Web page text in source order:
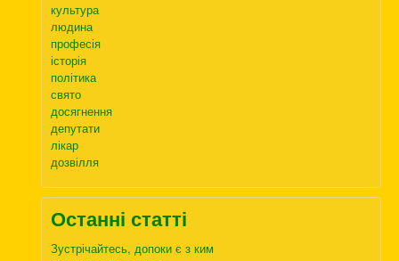
культура
людина
професія
історія
політика
свято
досягнення
депутати
лікар
дозвілля
Останні статті
Зустрічайтесь, допоки є з ким